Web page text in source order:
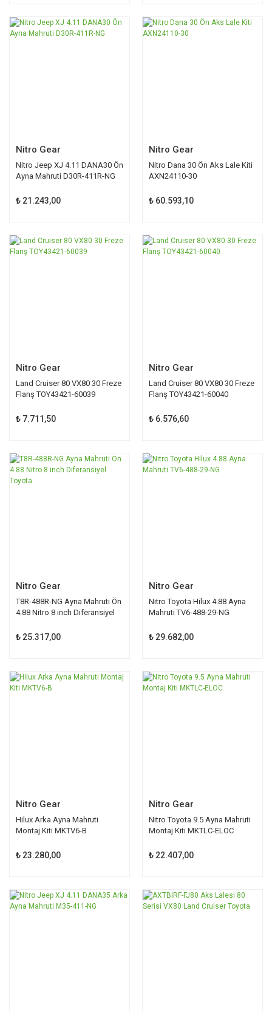
Nitro Gear
Nitro Jeep XJ 4.11 DANA30 Ön
Ayna Mahruti D30R-411R-NG
₺ 21.243,00
Nitro Gear
Nitro Dana 30 Ön Aks Lale Kiti
AXN24110-30
₺ 60.593,10
Nitro Gear
Land Cruiser 80 VX80 30 Freze
Flanş TOY43421-60039
₺ 7.711,50
Nitro Gear
Land Cruiser 80 VX80 30 Freze
Flanş TOY43421-60040
₺ 6.576,60
Nitro Gear
T8R-488R-NG Ayna Mahruti Ön
4.88 Nitro 8 inch Diferansiyel
₺ 25.317,00
Nitro Gear
Nitro Toyota Hilux 4.88 Ayna
Mahruti TV6-488-29-NG
₺ 29.682,00
Nitro Gear
Hilux Arka Ayna Mahruti
Montaj Kiti MKTV6-B
₺ 23.280,00
Nitro Gear
Nitro Toyota 9.5 Ayna Mahruti
Montaj Kiti MKTLC-ELOC
₺ 22.407,00